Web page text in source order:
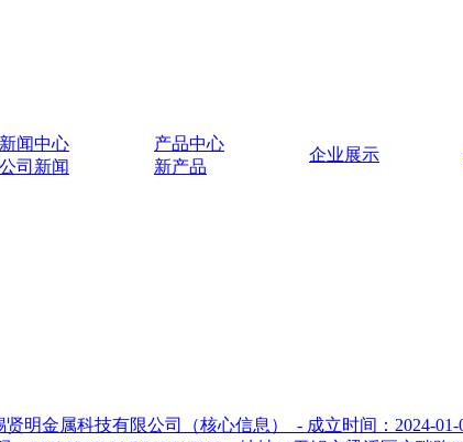
新闻中心
公司新闻
产品中心
新产品
企业展示
诚信
明金属科技有限公司（核心信息） - 成立时间：2024-